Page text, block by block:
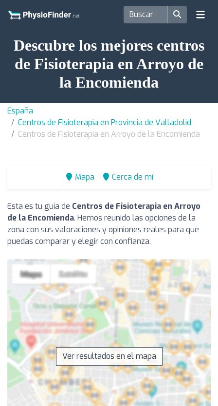
Descubre los mejores centros
de Fisioterapia en Arroyo de
la Encomienda
España
Centros de Fisioterapia en Provincia de Valladolid
Centros de Fisioterapia en Arroyo de la Encomienda
Mapa Cerca de mí
Esta es tu guía de Centros de Fisioterapia en Arroyo
de la Encomienda. Hemos reunido las opciones de la
zona con sus valoraciones y opiniones reales para que
puedas comparar y elegir con confianza.
Ver resultados en el mapa